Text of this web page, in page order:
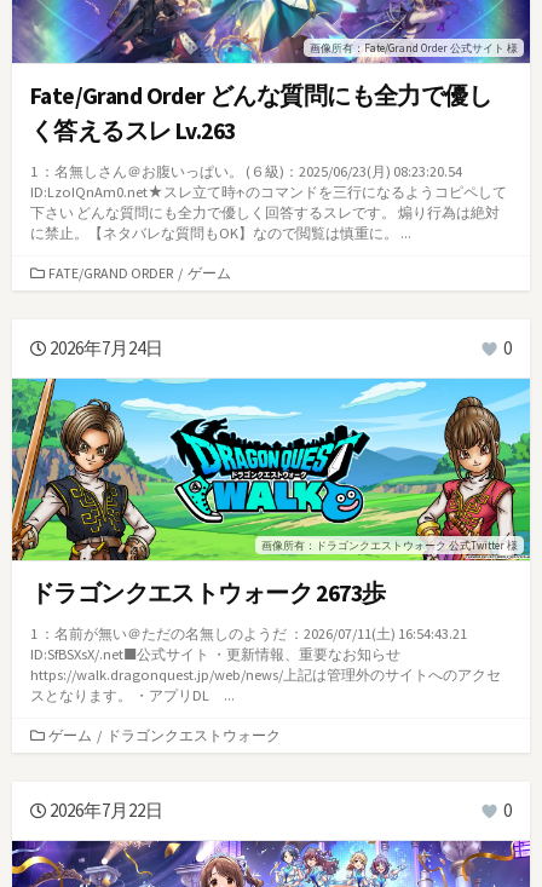
画像所有：Fate/Grand Order 公式サイト 様
Fate/Grand Order どんな質問にも全力で優し
く答えるスレ Lv.263
1 ：名無しさん＠お腹いっぱい。 (６級)：2025/06/23(月) 08:23:20.54
ID:LzoIQnAm0.net★スレ立て時↑のコマンドを三行になるようコピペして
下さい どんな質問にも全力で優しく回答するスレです。 煽り行為は絶対
に禁止。【ネタバレな質問もOK】なので閲覧は慎重に。 ...
カ
テ
リ
FATE/GRAND ORDER / ゲーム
2026年7月24日 0
画像所有：ドラゴンクエストウォーク 公式Twitter 様
ドラゴンクエストウォーク 2673歩
1 ：名前が無い＠ただの名無しのようだ ：2026/07/11(土) 16:54:43.21
ID:SfBSXsX/.net■公式サイト ・更新情報、重要なお知らせ
https://walk.dragonquest.jp/web/news/上記は管理外のサイトへのアクセ
スとなります。 ・アプリDL ...
カ
テ
リ
ゲーム / ドラゴンクエストウォーク
2026年7月22日 0